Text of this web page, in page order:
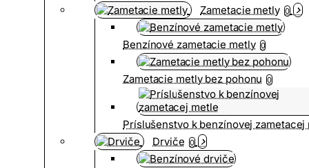
Zametacie metly 0
Benzínové zametacie metly 0
Zametacie metly bez pohonu 0
Príslušenstvo k benzínovej zametacej
Drviče 0